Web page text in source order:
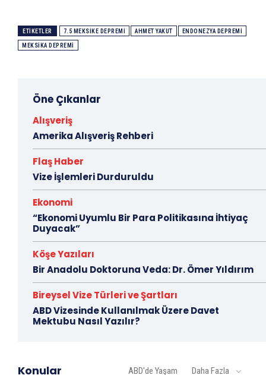
ETIKETLER 7.5 MEKSIKE DEPREMI AHMET YAKUT ENDONEZYA DEPREMI
MEKSIKA DEPREMI
Öne Çıkanlar
Alışveriş
Amerika Alışveriş Rehberi
Flaş Haber
Vize İşlemleri Durduruldu
Ekonomi
“Ekonomi Uyumlu Bir Para Politikasına İhtiyaç
Duyacak”
Köşe Yazıları
Bir Anadolu Doktoruna Veda: Dr. Ömer Yıldırım
Bireysel Vize Türleri ve Şartları
ABD Vizesinde Kullanılmak Üzere Davet
Mektubu Nasıl Yazılır?
Konular ABD'de Yaşam Daha Fazla